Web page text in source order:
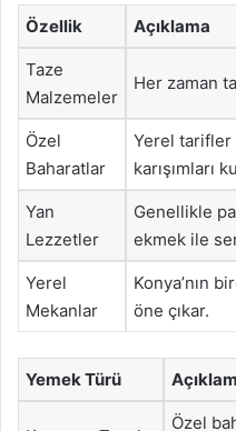
Özellik Açıklama
Taze
Malzemeler
Her zaman
Özel
Baharatlar
Yerel tarifler
karışımları
Yan
Lezzetler
Genellikle
ekmek ile
Yerel
Mekanlar
Konya’nın
öne çıkar.
Yemek Türü
Özel